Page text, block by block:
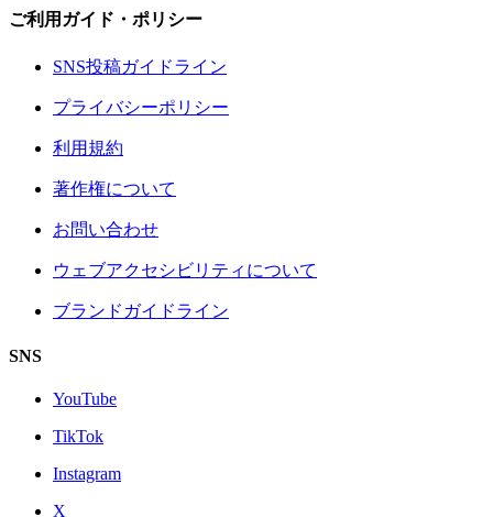
ご利用ガイド・ポリシー
SNS投稿ガイドライン
プライバシーポリシー
利用規約
著作権について
お問い合わせ
ウェブアクセシビリティについて
ブランドガイドライン
SNS
YouTube
TikTok
Instagram
X